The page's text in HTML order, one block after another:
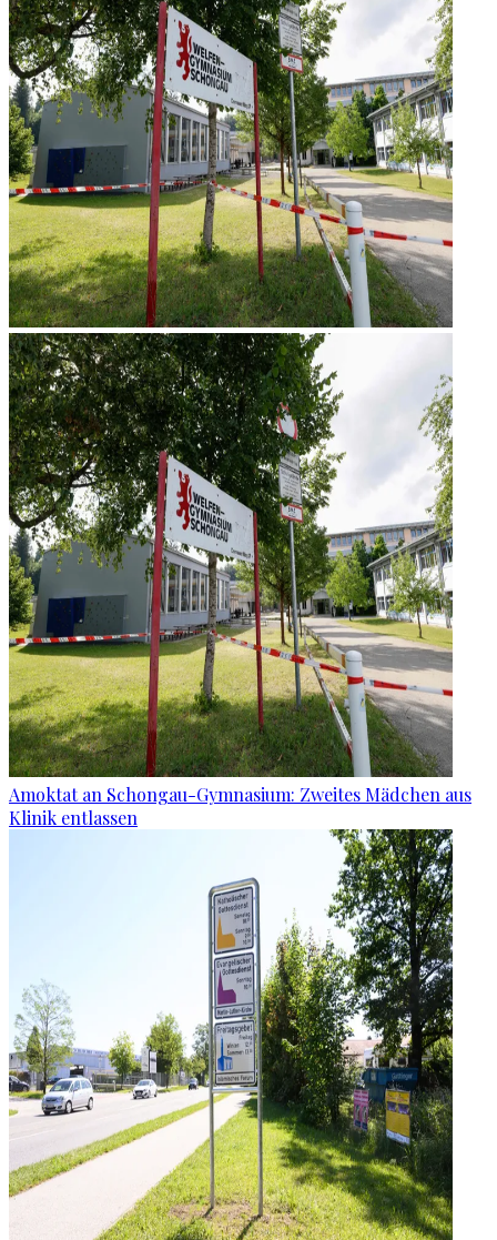
Amoktat an Schongau-Gymnasium: Zweites Mädchen aus
Klinik entlassen